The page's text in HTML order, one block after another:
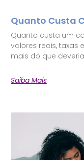
Quanto Custa
Quanto custa um
valores reais,
mais do que
Saiba Mais